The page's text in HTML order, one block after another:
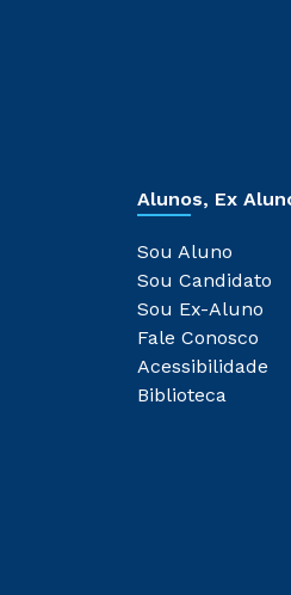
Alunos, Ex
Sou Aluno
Sou Candidato
Sou Ex-Aluno
Fale Conosco
Acessibilidade
Biblioteca